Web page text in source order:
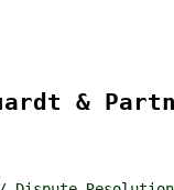
&